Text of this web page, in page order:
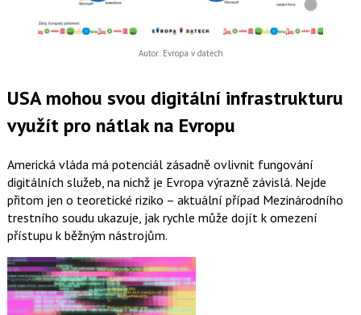
Autor: Evropa v datech
USA mohou svou digitální infrastrukturu
využít pro nátlak na Evropu
Americká vláda má potenciál zásadně ovlivnit fungování
digitálních služeb, na nichž je Evropa výrazně závislá. Nejde
přitom jen o teoretické riziko – aktuální případ Mezinárodního
trestního soudu ukazuje, jak rychle může dojít k omezení
přístupu k běžným nástrojům.